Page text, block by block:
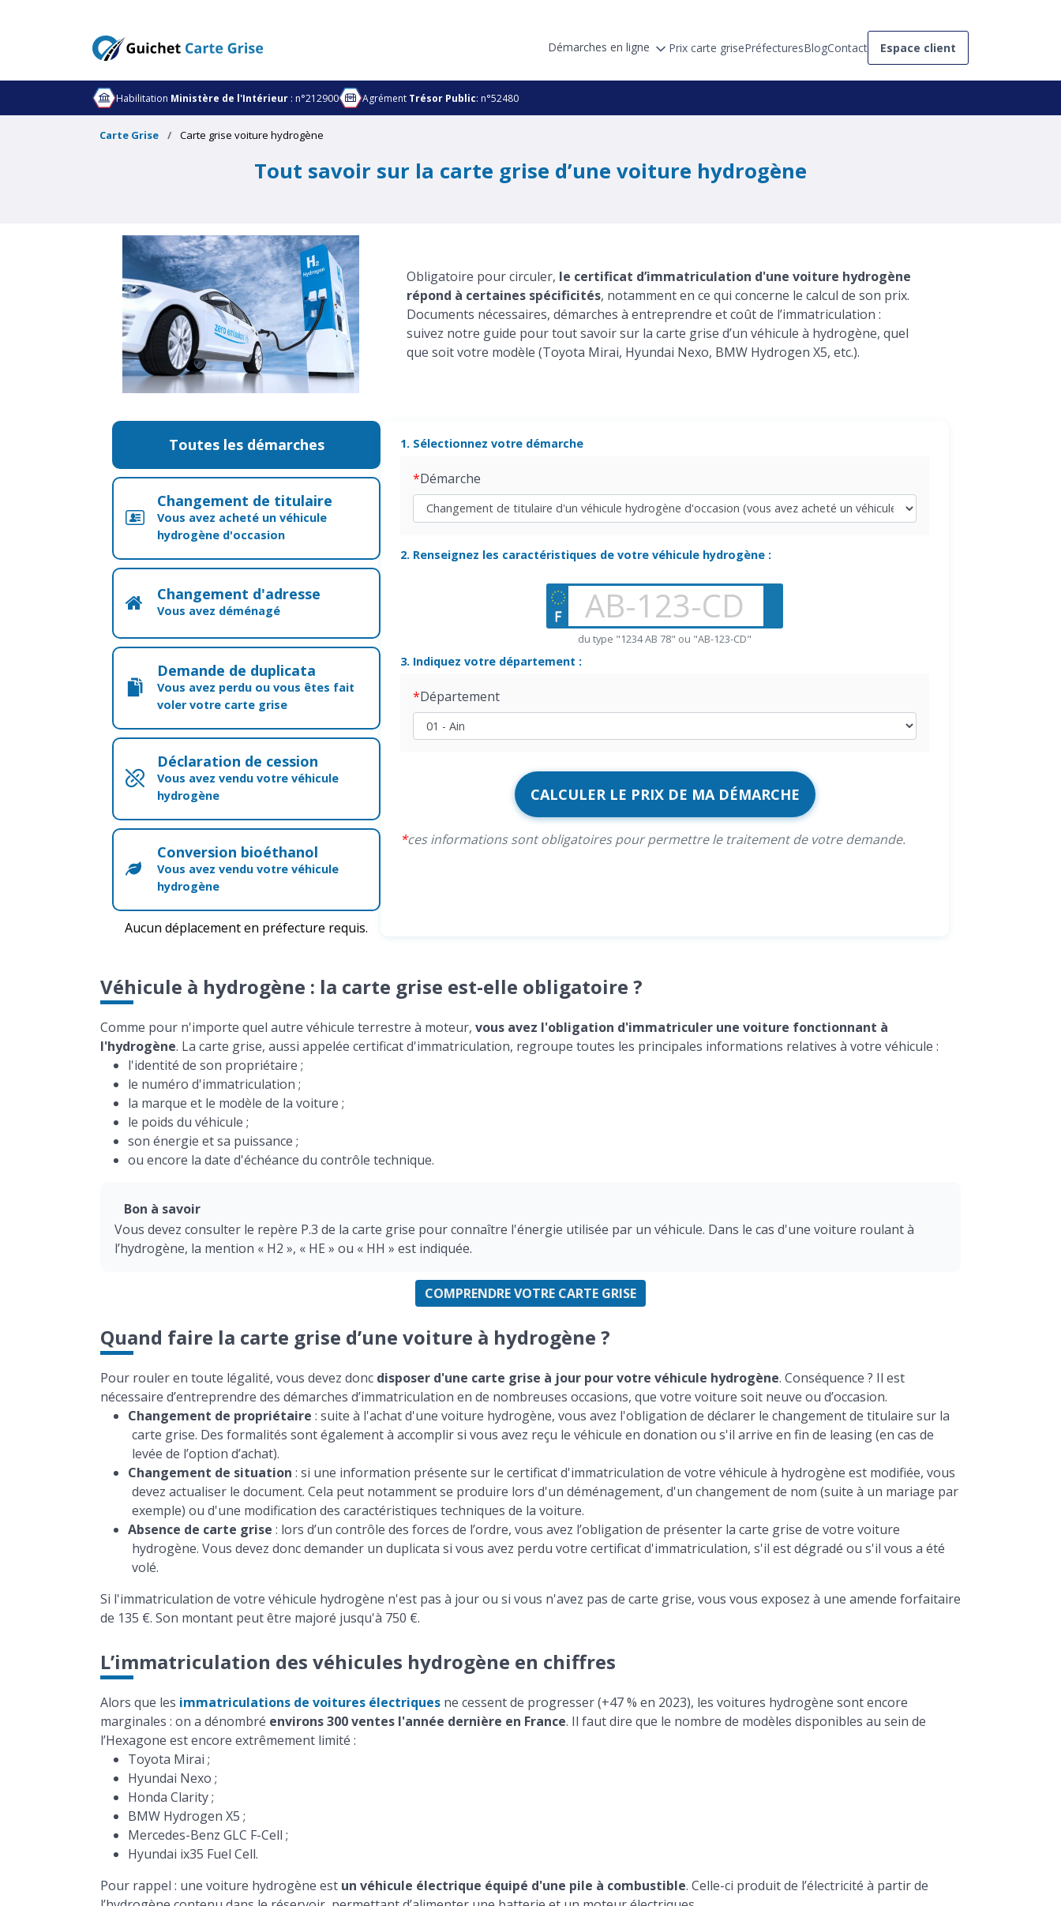
Démarches en ligne Prix carte grisePréfecturesBlogContact Espace client
Habilitation Ministère de l'Intérieur : n°212900 Agrément Trésor Public: n°52480
Carte Grise Carte grise voiture hydrogène
Tout savoir sur la carte grise d’une voiture hydrogène
Obligatoire pour circuler, le certificat d’immatriculation d'une voiture hydrogène
répond à certaines spécificités, notamment en ce qui concerne le calcul de son prix.
Documents nécessaires, démarches à entreprendre et coût de l’immatriculation :
suivez notre guide pour tout savoir sur la carte grise d’un véhicule à hydrogène, quel
que soit votre modèle (Toyota Mirai, Hyundai Nexo, BMW Hydrogen X5, etc.).
Toutes les démarches
Changement de titulaire
Vous avez acheté un véhicule
hydrogène d'occasion
Changement d'adresse
Vous avez déménagé
Demande de duplicata
Vous avez perdu ou vous êtes fait
voler votre carte grise
Déclaration de cession
Vous avez vendu votre véhicule
hydrogène
Conversion bioéthanol
Vous avez vendu votre véhicule
hydrogène
Aucun déplacement en préfecture requis.
1. Sélectionnez votre démarche
Démarche
2. Renseignez les caractéristiques de votre véhicule hydrogène :
du type "1234 AB 78" ou "AB-123-CD"
3. Indiquez votre département :
Département
CALCULER LE PRIX DE MA DÉMARCHE
ces informations sont obligatoires pour permettre le traitement de votre demande.
Véhicule à hydrogène : la carte grise est-elle obligatoire ?
Comme pour n'importe quel autre véhicule terrestre à moteur, vous avez l'obligation d'immatriculer une voiture fonctionnant à
l'hydrogène. La carte grise, aussi appelée certificat d'immatriculation, regroupe toutes les principales informations relatives à votre véhicule :
l'identité de son propriétaire ;
le numéro d'immatriculation ;
la marque et le modèle de la voiture ;
le poids du véhicule ;
son énergie et sa puissance ;
ou encore la date d'échéance du contrôle technique.
Bon à savoir
Vous devez consulter le repère P.3 de la carte grise pour connaître l'énergie utilisée par un véhicule. Dans le cas d'une voiture roulant à
l’hydrogène, la mention « H2 », « HE » ou « HH » est indiquée.
COMPRENDRE VOTRE CARTE GRISE
Quand faire la carte grise d’une voiture à hydrogène ?
Pour rouler en toute légalité, vous devez donc disposer d'une carte grise à jour pour votre véhicule hydrogène. Conséquence ? Il est
nécessaire d’entreprendre des démarches d’immatriculation en de nombreuses occasions, que votre voiture soit neuve ou d’occasion.
Changement de propriétaire : suite à l'achat d'une voiture hydrogène, vous avez l'obligation de déclarer le changement de titulaire sur la
carte grise. Des formalités sont également à accomplir si vous avez reçu le véhicule en donation ou s'il arrive en fin de leasing (en cas de
levée de l’option d’achat).
Changement de situation : si une information présente sur le certificat d'immatriculation de votre véhicule à hydrogène est modifiée, vous
devez actualiser le document. Cela peut notamment se produire lors d'un déménagement, d'un changement de nom (suite à un mariage par
exemple) ou d'une modification des caractéristiques techniques de la voiture.
Absence de carte grise : lors d’un contrôle des forces de l’ordre, vous avez l’obligation de présenter la carte grise de votre voiture
hydrogène. Vous devez donc demander un duplicata si vous avez perdu votre certificat d'immatriculation, s'il est dégradé ou s'il vous a été
volé.
Si l'immatriculation de votre véhicule hydrogène n'est pas à jour ou si vous n'avez pas de carte grise, vous vous exposez à une amende forfaitaire
de 135 €. Son montant peut être majoré jusqu'à 750 €.
L’immatriculation des véhicules hydrogène en chiffres
Alors que les immatriculations de voitures électriques ne cessent de progresser (+47 % en 2023), les voitures hydrogène sont encore
marginales : on a dénombré environs 300 ventes l'année dernière en France. Il faut dire que le nombre de modèles disponibles au sein de
l’Hexagone est encore extrêmement limité :
Toyota Mirai ;
Hyundai Nexo ;
Honda Clarity ;
BMW Hydrogen X5 ;
Mercedes-Benz GLC F-Cell ;
Hyundai ix35 Fuel Cell.
Pour rappel : une voiture hydrogène est un véhicule électrique équipé d'une pile à combustible. Celle-ci produit de l’électricité à partir de